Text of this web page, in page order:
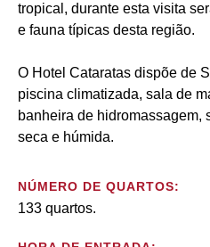
tropical, durante esta visita
e fauna típicas desta região.
O Hotel Cataratas dispõe de
piscina climatizada, sala de
banheira de hidromassagem,
seca e húmida.
NÚMERO DE QUARTOS:
133 quartos.